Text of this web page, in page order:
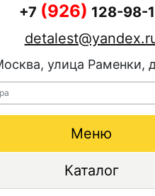
+7 (926) 128-98-
улица Раменки,
Меню
Каталог